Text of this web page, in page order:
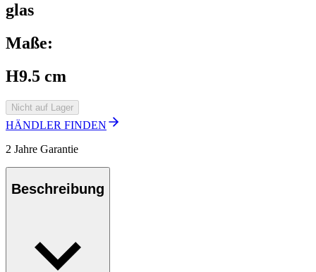
glas
Maße:
H9.5 cm
Nicht auf Lager
HÄNDLER FINDEN
2 Jahre Garantie
Beschreibung